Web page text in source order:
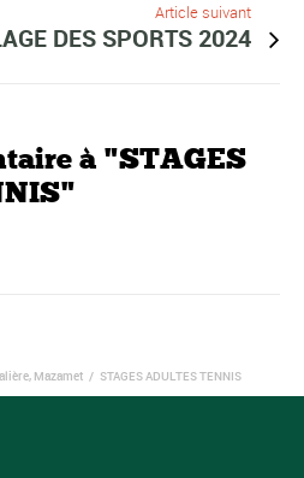
Article suivant
DES SPORTS 2024
à "STAGES
Mazamet / STAGES ADULTES TENNIS